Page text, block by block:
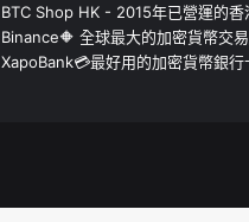
BTC Shop HK - 2015年已營運的
Binance🔶 全球最大的加密貨幣交
XapoBank💳最好用的加密貨幣銀行